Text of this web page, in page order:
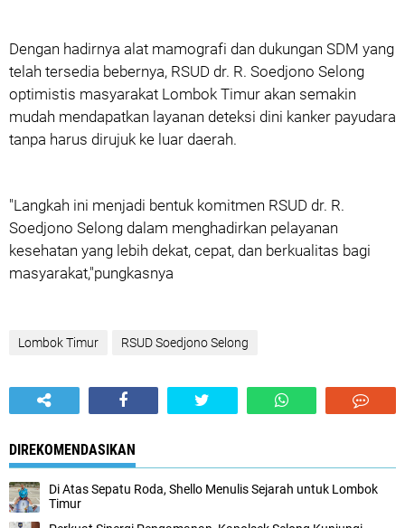
Dengan hadirnya alat mamografi dan dukungan SDM yang
telah tersedia bebernya, RSUD dr. R. Soedjono Selong
optimistis masyarakat Lombok Timur akan semakin
mudah mendapatkan layanan deteksi dini kanker payudara
tanpa harus dirujuk ke luar daerah.
"Langkah ini menjadi bentuk komitmen RSUD dr. R.
Soedjono Selong dalam menghadirkan pelayanan
kesehatan yang lebih dekat, cepat, dan berkualitas bagi
masyarakat,"pungkasnya
Lombok Timur RSUD Soedjono Selong
DIREKOMENDASIKAN
Di Atas Sepatu Roda, Shello Menulis Sejarah untuk Lombok
Timur